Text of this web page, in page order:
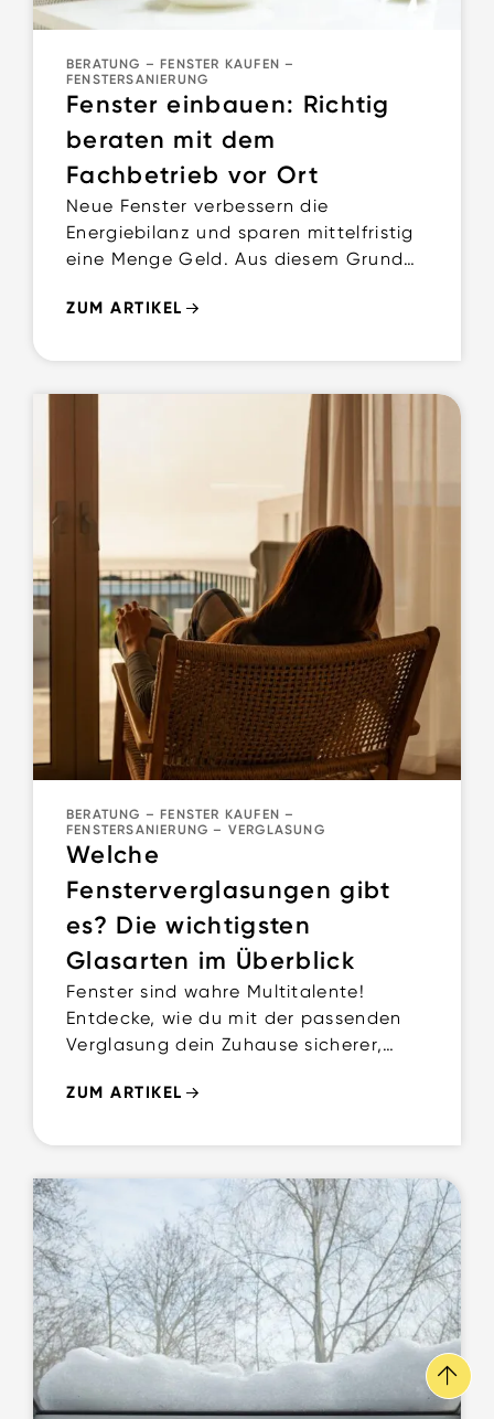
BERATUNG – FENSTER KAUFEN –
FENSTERSANIERUNG
Fenster einbauen: Richtig
beraten mit dem
Fachbetrieb vor Ort
Neue Fenster verbessern die
Energiebilanz und sparen mittelfristig
eine Menge Geld. Aus diesem Grund
Hobbyhandwerker. Doch in den
Fenster selbst einzubauen.
ZUM ARTIKEL
BERATUNG –FENSTER KAUFEN –
FENSTERSANIERUNG – VERGLASUNG
Welche
Fensterverglasungen gibt
es? Die wichtigsten
Glasarten im Überblick
Fenster sind wahre Multitalente!
Entdecke, wie du mit der passenden
Verglasung dein Zuhause sicherer,
ZUM ARTIKEL